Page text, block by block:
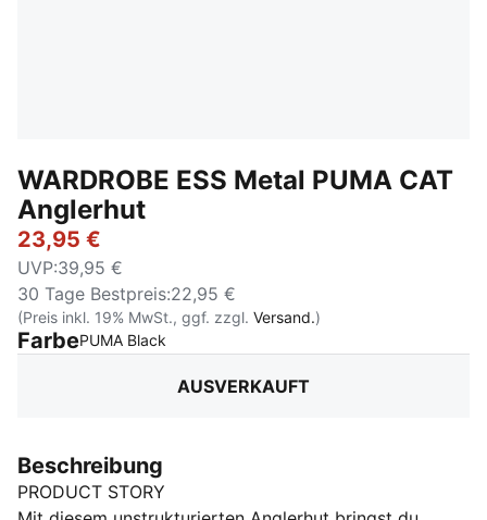
WARDROBE ESS Metal PUMA CAT
Anglerhut
23,95 €
UVP:39,95 €
30 Tage Bestpreis:22,95 €
(Preis inkl. 19% MwSt., ggf. zzgl. Versand.)
FarbePUMA Black
AUSVERKAUFT
Beschreibung
PRODUCT STORY